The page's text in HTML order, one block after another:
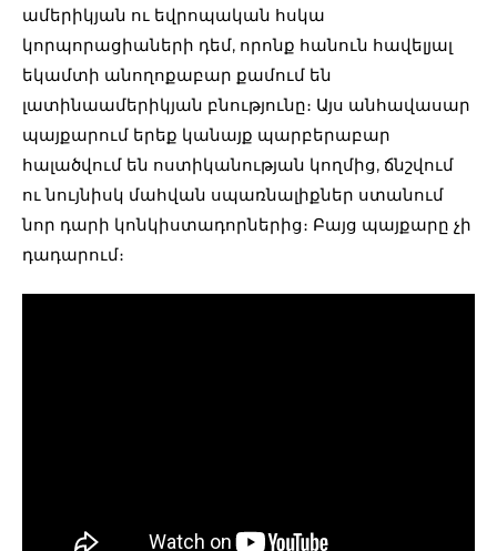
ամերիկյան ու եվրոպական հսկա
կորպորացիաների դեմ, որոնք հանուն հավելյալ
եկամտի անողոքաբար քամում են
լատինաամերիկյան բնությունը։ Այս անհավասար
պայքարում երեք կանայք պարբերաբար
հալածվում են ոստիկանության կողմից, ճնշվում
ու նույնիսկ մահվան սպառնալիքներ ստանում
նոր դարի կոնկիստադորներից։ Բայց պայքարը չի
դադարում։